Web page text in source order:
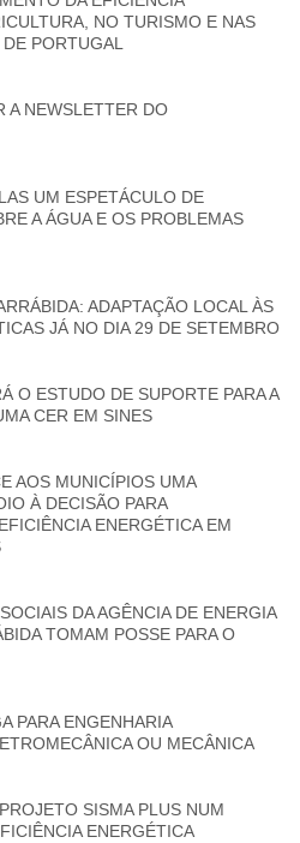
NO TURISMO E NAS
PORTUGAL
A NEWSLETTER DO
UM ESPETÁCULO DE
A ÁGUA E OS PROBLEMAS
ADAPTAÇÃO LOCAL ÀS
JÁ NO DIA 29 DE SETEMBRO
O ESTUDO DE SUPORTE PARA A
CER EM SINES
AOS MUNICÍPIOS UMA
À DECISÃO PARA
ENERGÉTICA EM
DA AGÊNCIA DE ENERGIA
TOMAM POSSE PARA O
PARA ENGENHARIA
OU MECÂNICA
SISMA PLUS NUM
ENERGÉTICA